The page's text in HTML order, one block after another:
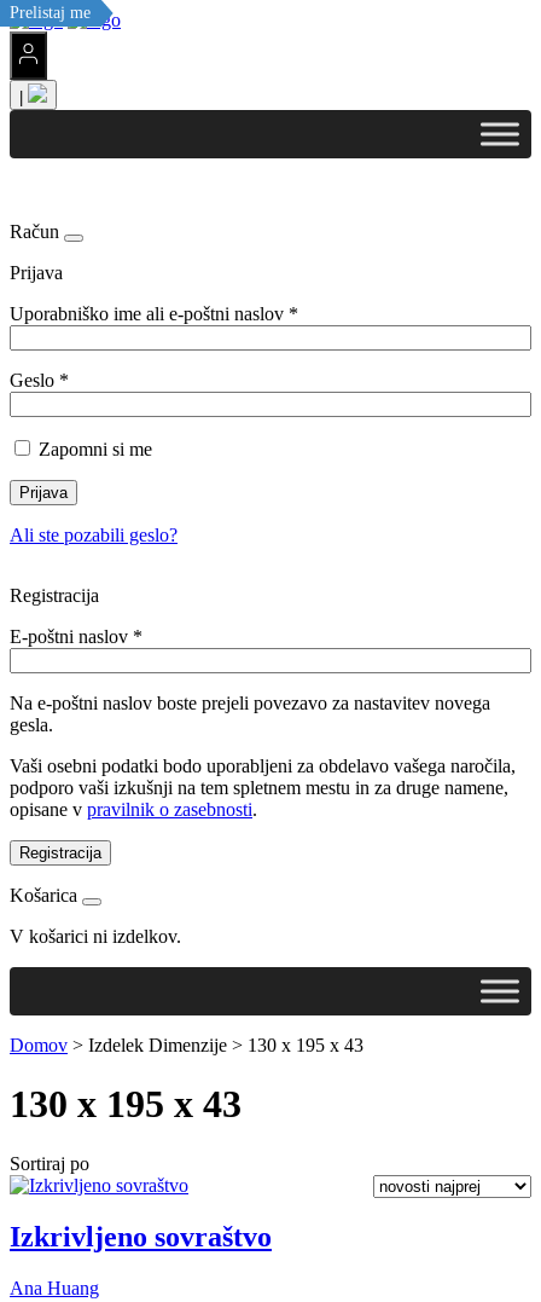
Račun
Prijava
Uporabniško ime ali e-poštni naslov *
Geslo *
Zapomni si me
Prijava
Ali ste pozabili geslo?
Registracija
E-poštni naslov *
Na e-poštni naslov boste prejeli povezavo za nastavitev novega
gesla.
Vaši osebni podatki bodo uporabljeni za obdelavo vašega naročila,
podporo vaši izkušnji na tem spletnem mestu in za druge namene,
opisane v pravilnik o zasebnosti.
Registracija
Košarica
V košarici ni izdelkov.
Domov > Izdelek Dimenzije > 130 x 195 x 43
130 x 195 x 43
Sortiraj po
Izkrivljeno sovraštvo
Ana Huang
Prelistaj me